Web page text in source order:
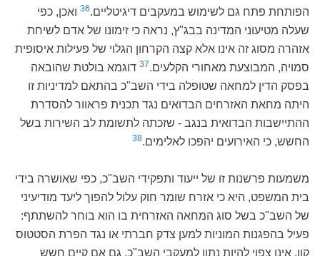
הפותחת פתח גם לשימוש במעקבים דיגיטליים.36 ואכן, כפי
שעלה מטיעוני המדינה בבג"ץ, נראה כי זימונו של אדם לשיחת
אזהרה מסוג זה אינו אלא קצה הקרחון הגלוי של פעילות איסופית
סמויה, המבוצעת מאחורי הקלעים.37 דוגמא בולטת שהובאה
בפסק הדין למחאה שטופלה בידי השב"כ בהתאם למדיניות זו
היתה מחאת האזרחים הבדואים נגד תכנית פראוור להסדרת
ההתיישבות הבדואית בנגב - שזכתה לתשומת לב השירות בשל
החשש, כי האירועים יהפכו לאלימים.38
משמעות פרשנות זו של ייעוד ותפקידי השב"כ, כפי שאושרה בידי
בית המשפט, היא כי אזרח שומר חוק עלול להפוך ליעד מודיעיני
של השב"כ בשל סוג המחאה האזרחית בו הוא בוחר להשתתף:
פעיל בהפגנות המוניות למען צדק חברתי או נגד הפרת הסטטוס
קוו, אינו צפוי להיות נתון למעקבי השב"כ, גם אם קיים חשש